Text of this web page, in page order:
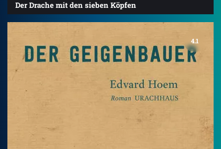
Der Drache mit den sieben Köpfen
4.1